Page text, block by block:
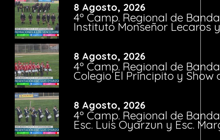
8 Agosto, 2026
4º Camp. Regional de
Instituto Monseñor Lecaros
8 Agosto, 2026
4º Camp. Regional de
Colegio El Principito y Show
8 Agosto, 2026
4º Camp. Regional de
Esc. Luis Oyarzun y Esc.